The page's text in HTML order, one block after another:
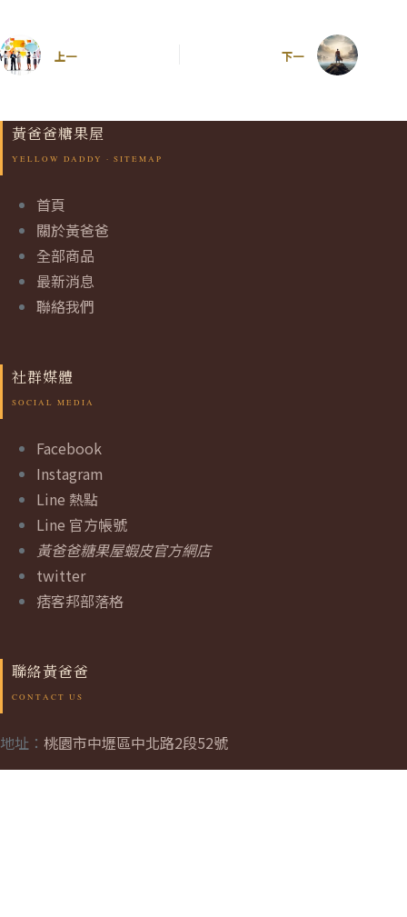
上一 下一
黃爸爸糖果屋
首頁
關於黃爸爸
全部商品
最新消息
聯絡我們
社群媒體
Facebook
Instagram
Line 熱點
Line 官方帳號
黃爸爸糖果屋蝦皮官方網店
twitter
痞客邦部落格
聯絡黃爸爸
地址： 桃園市中壢區中北路2段52號